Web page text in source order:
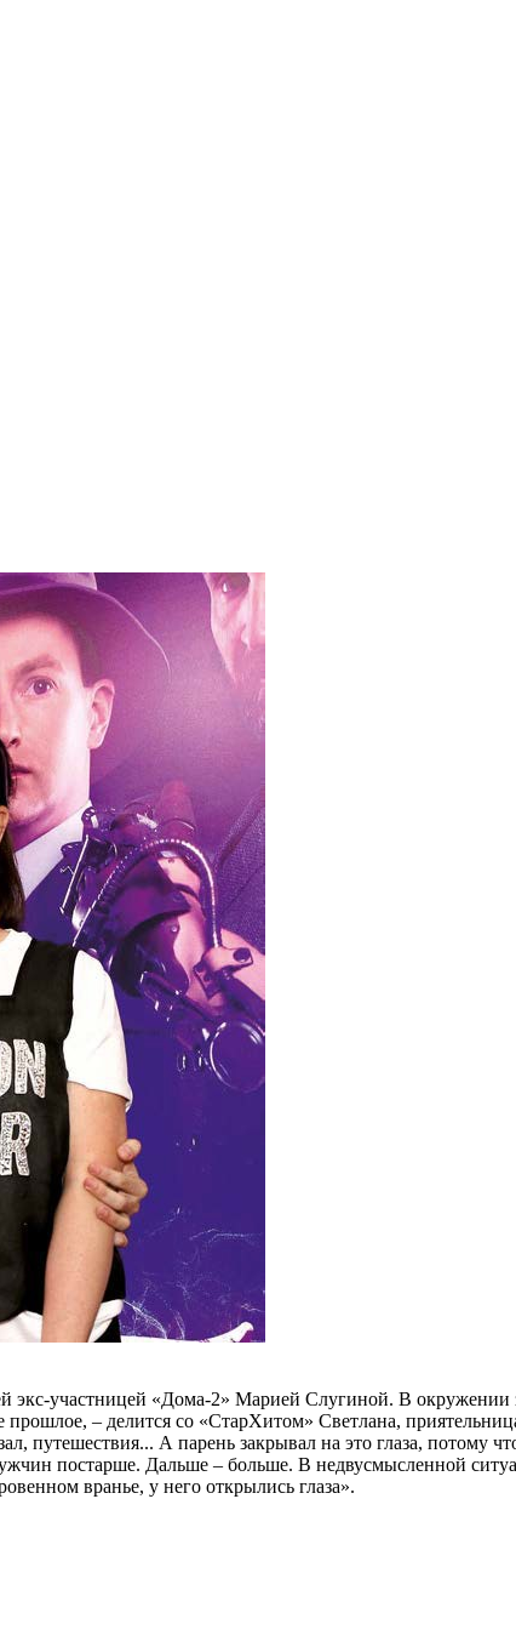
экс-участницей «Дома-2» Марией Слугиной. В окружении
– делится со «СтарХитом» Светлана,
путешествия... А парень закрывал на это глаза, потому
постарше. Дальше – больше. В недвусмысленной
вранье, у него открылись глаза».